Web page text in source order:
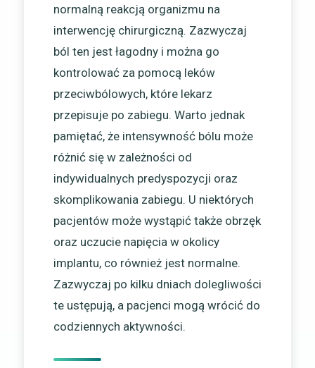
normalną reakcją organizmu na
interwencję chirurgiczną. Zazwyczaj
ból ten jest łagodny i można go
kontrolować za pomocą leków
przeciwbólowych, które lekarz
przepisuje po zabiegu. Warto jednak
pamiętać, że intensywność bólu może
różnić się w zależności od
indywidualnych predyspozycji oraz
skomplikowania zabiegu. U niektórych
pacjentów może wystąpić także obrzęk
oraz uczucie napięcia w okolicy
implantu, co również jest normalne.
Zazwyczaj po kilku dniach dolegliwości
te ustępują, a pacjenci mogą wrócić do
codziennych aktywności.